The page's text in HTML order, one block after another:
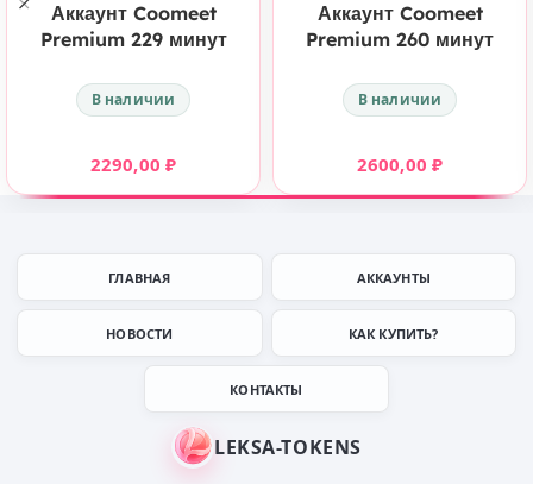
Аккаунт Coomeet
Premium 229 минут
В наличии
2290,00 ₽
Аккаунт Coomeet
Premium 260 минут
В наличии
2600,00 ₽
ГЛАВНАЯ АККАУНТЫ
НОВОСТИ КАК КУПИТЬ?
КОНТАКТЫ